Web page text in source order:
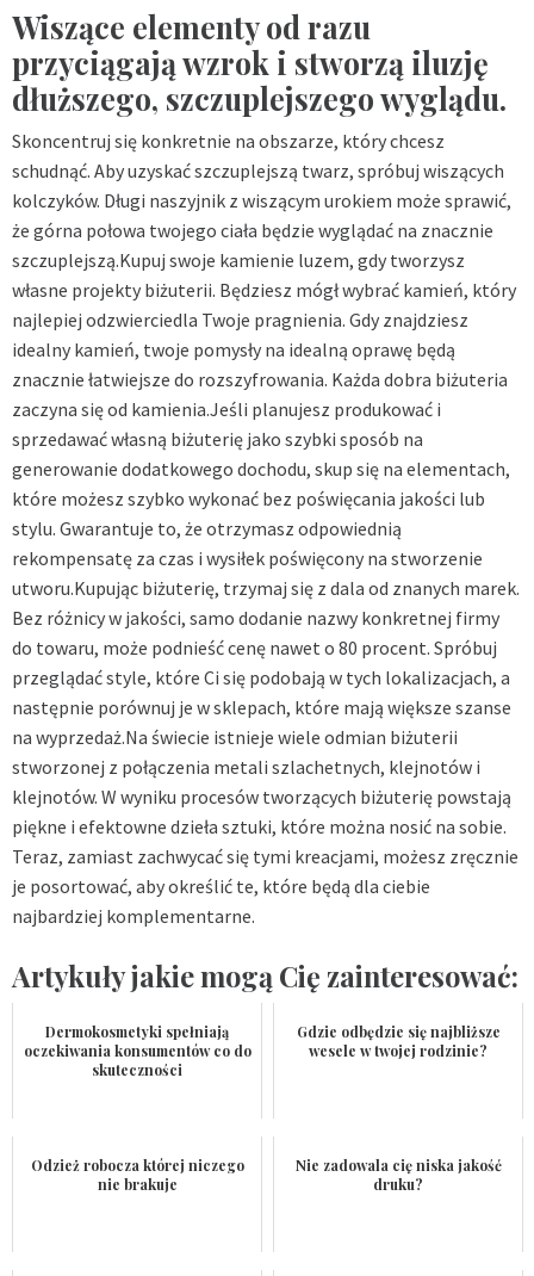
Wiszące elementy od razu
przyciągają wzrok i stworzą iluzję
dłuższego, szczuplejszego wyglądu.
Skoncentruj się konkretnie na obszarze, który chcesz
schudnąć. Aby uzyskać szczuplejszą twarz, spróbuj wiszących
kolczyków. Długi naszyjnik z wiszącym urokiem może sprawić,
że górna połowa twojego ciała będzie wyglądać na znacznie
szczuplejszą.Kupuj swoje kamienie luzem, gdy tworzysz
własne projekty biżuterii. Będziesz mógł wybrać kamień, który
najlepiej odzwierciedla Twoje pragnienia. Gdy znajdziesz
idealny kamień, twoje pomysły na idealną oprawę będą
znacznie łatwiejsze do rozszyfrowania. Każda dobra biżuteria
zaczyna się od kamienia.Jeśli planujesz produkować i
sprzedawać własną biżuterię jako szybki sposób na
generowanie dodatkowego dochodu, skup się na elementach,
które możesz szybko wykonać bez poświęcania jakości lub
stylu. Gwarantuje to, że otrzymasz odpowiednią
rekompensatę za czas i wysiłek poświęcony na stworzenie
utworu.Kupując biżuterię, trzymaj się z dala od znanych marek.
Bez różnicy w jakości, samo dodanie nazwy konkretnej firmy
do towaru, może podnieść cenę nawet o 80 procent. Spróbuj
przeglądać style, które Ci się podobają w tych lokalizacjach, a
następnie porównuj je w sklepach, które mają większe szanse
na wyprzedaż.Na świecie istnieje wiele odmian biżuterii
stworzonej z połączenia metali szlachetnych, klejnotów i
klejnotów. W wyniku procesów tworzących biżuterię powstają
piękne i efektowne dzieła sztuki, które można nosić na sobie.
Teraz, zamiast zachwycać się tymi kreacjami, możesz zręcznie
je posortować, aby określić te, które będą dla ciebie
najbardziej komplementarne.
Artykuły jakie mogą Cię zainteresować:
Dermokosmetyki spełniają
oczekiwania konsumentów co do
skuteczności
Gdzie odbędzie się najbliższe
wesele w twojej rodzinie?
Odzież robocza której niczego
nie brakuje
Nie zadowala cię niska jakość
druku?